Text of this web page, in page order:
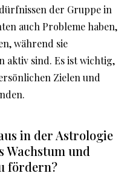
der Gruppe in
auch Probleme haben,
während sie
aktiv sind. Es ist wichtig,
Zielen und
in der Astrologie
Wachstum und
fördern?